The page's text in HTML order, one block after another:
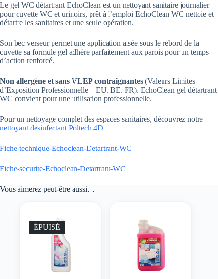
Le gel WC détartrant EchoClean est un nettoyant sanitaire journalier
pour cuvette WC et urinoirs, prêt à l’emploi EchoClean WC nettoie et
détartre les sanitaires et une seule opération.
Son bec verseur permet une application aisée sous le rebord de la
cuvette sa formule gel adhère parfaitement aux parois pour un temps
d’action renforcé.
Non allergène et sans VLEP contraignantes (Valeurs Limites
d’Exposition Professionnelle – EU, BE, FR), EchoClean gel détartrant
WC convient pour une utilisation professionnelle.
Pour un nettoyage complet des espaces sanitaires, découvrez notre
nettoyant désinfectant Poltech 4D
Fiche-technique-Echoclean-Detartrant-WC
Fiche-securite-Echoclean-Detartrant-WC
Vous aimerez peut-être aussi…
ÉPUISÉ